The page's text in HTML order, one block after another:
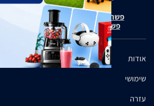
פשרה בת"צ אבנצ'יק נ' זאפ גרופ (ת"צ 23008-08-20)
פשרה בת"צ כהנים נ' זאפ גרופ (ת"צ 60371-12-19)
אודות
שימושי
עזרה